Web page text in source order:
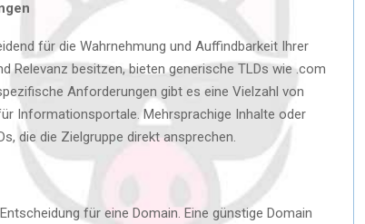
für die Wahrnehmung und Auffindbarkeit Ihrer
Relevanz besitzen, bieten generische TLDs wie .com
Anforderungen gibt es eine Vielzahl von
Informationsportale. Mehrsprachige Inhalte oder
die die Zielgruppe direkt ansprechen.
für eine Domain. Eine günstige Domain